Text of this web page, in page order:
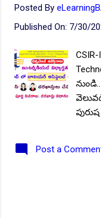
ఈ
pay
Posted By
Published On: 7/30/
Post a